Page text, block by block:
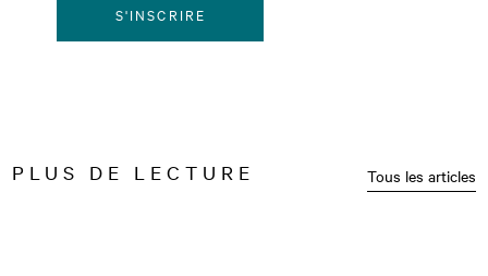
S'INSCRIRE
PLUS DE LECTURE Tous les articles